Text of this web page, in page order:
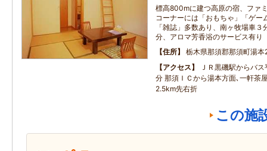
標高800mに建つ高原の宿、ファ
コーナーには「おもちゃ」「ゲー
「雑誌」多数あり、南ヶ牧場車
分、アロマ芳香浴のサービス有り
住所
栃木県那須郡那須町湯
アクセス
ＪＲ黒磯駅からバ
分 那須ＩＣから湯本方面､一軒茶
2.5km先右折
この施